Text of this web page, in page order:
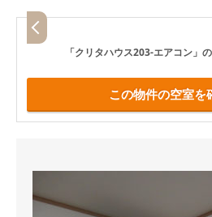
「クリタハウス203-エアコン」
この物件の空室を